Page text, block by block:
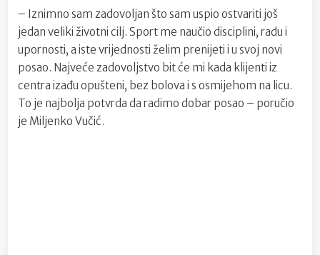
– Iznimno sam zadovoljan što sam uspio ostvariti još
jedan veliki životni cilj. Sport me naučio disciplini, radu i
upornosti, a iste vrijednosti želim prenijeti i u svoj novi
posao. Najveće zadovoljstvo bit će mi kada klijenti iz
centra izađu opušteni, bez bolova i s osmijehom na licu.
To je najbolja potvrda da radimo dobar posao – poručio
je Miljenko Vučić.